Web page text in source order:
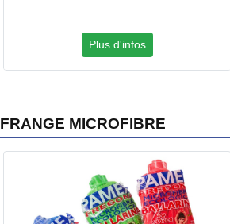
Plus d'infos
FRANGE MICROFIBRE